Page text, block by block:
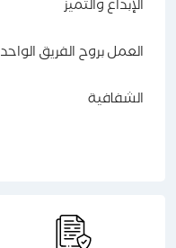
الإبداع والتميز
العمل بروح الفريق الواحد
الشفافية